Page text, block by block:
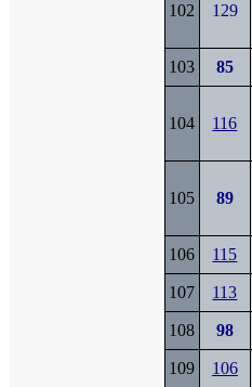
102 129
103 85
104 116
105 89
106 115
107 113
108 98
109 106